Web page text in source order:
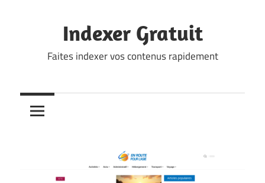
Indexer Gratuit
Faites indexer vos contenus rapidement